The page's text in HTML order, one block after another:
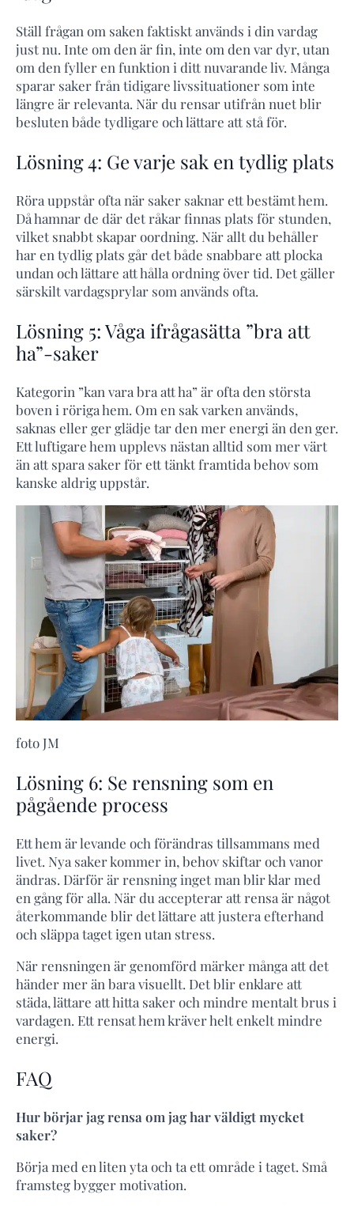
Ställ frågan om saken faktiskt används i din vardag
just nu. Inte om den är fin, inte om den var dyr, utan
om den fyller en funktion i ditt nuvarande liv. Många
sparar saker från tidigare livssituationer som inte
längre är relevanta. När du rensar utifrån nuet blir
besluten både tydligare och lättare att stå för.
Lösning 4: Ge varje sak en tydlig plats
Röra uppstår ofta när saker saknar ett bestämt hem.
Då hamnar de där det råkar finnas plats för stunden,
vilket snabbt skapar oordning. När allt du behåller
har en tydlig plats går det både snabbare att plocka
undan och lättare att hålla ordning över tid. Det gäller
särskilt vardagsprylar som används ofta.
Lösning 5: Våga ifrågasätta ”bra att
ha”-saker
Kategorin ”kan vara bra att ha” är ofta den största
boven i röriga hem. Om en sak varken används,
saknas eller ger glädje tar den mer energi än den ger.
Ett luftigare hem upplevs nästan alltid som mer värt
än att spara saker för ett tänkt framtida behov som
kanske aldrig uppstår.
foto JM
Lösning 6: Se rensning som en
pågående process
Ett hem är levande och förändras tillsammans med
livet. Nya saker kommer in, behov skiftar och vanor
ändras. Därför är rensning inget man blir klar med
en gång för alla. När du accepterar att rensa är något
återkommande blir det lättare att justera efterhand
och släppa taget igen utan stress.
När rensningen är genomförd märker många att det
händer mer än bara visuellt. Det blir enklare att
städa, lättare att hitta saker och mindre mentalt brus i
vardagen. Ett rensat hem kräver helt enkelt mindre
energi.
FAQ
Hur börjar jag rensa om jag har väldigt mycket
saker?
Börja med en liten yta och ta ett område i taget. Små
framsteg bygger motivation.